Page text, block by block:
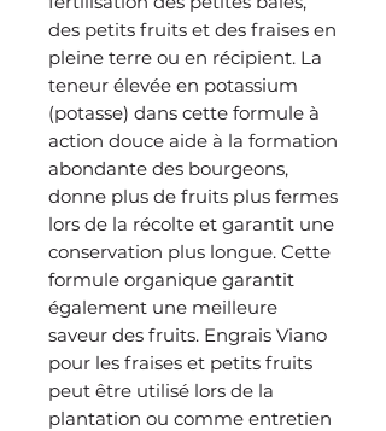
des petits fruits et des fraises en
pleine terre ou en récipient. La
teneur élevée en potassium
(potasse) dans cette formule à
action douce aide à la formation
abondante des bourgeons,
donne plus de fruits plus fermes
lors de la récolte et garantit une
conservation plus longue. Cette
formule organique garantit
également une meilleure
saveur des fruits. Engrais Viano
pour les fraises et petits fruits
peut être utilisé lors de la
plantation ou comme entretien